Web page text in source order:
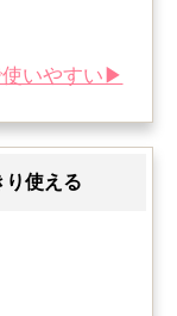
使いやすい▶
り使える